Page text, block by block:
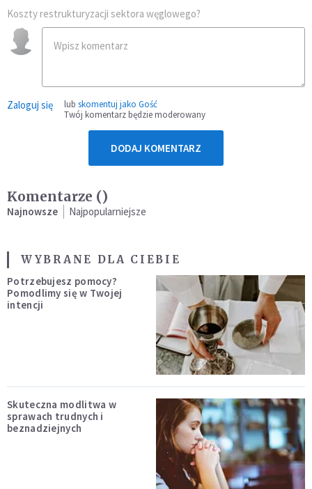
Koszty restrukturyzacji sektora węglowego?
Zaloguj się lub skomentuj jako Gość
Twój komentarz będzie moderowany
DODAJ KOMENTARZ
Komentarze ()
Najnowsze Najpopularniejsze
WYBRANE DLA CIEBIE
Potrzebujesz pomocy?
Pomodlimy się w Twojej
intencji
Skuteczna modlitwa w
sprawach trudnych i
beznadziejnych